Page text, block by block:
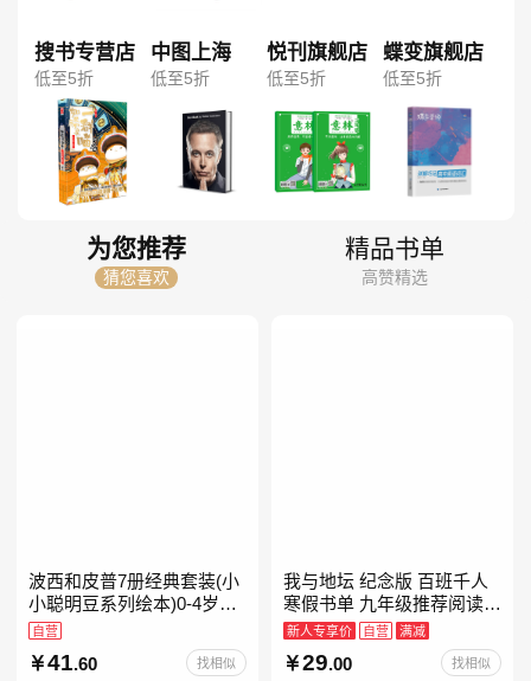
搜书专营店
低至5折
中图上海
低至5折
悦刊旗舰店
低至5折
蝶变旗舰店
低至5折
为您推荐
猜您喜欢
精品书单
高赞精选
波西和皮普7册经典套装(小
小聪明豆系列绘本)0-4岁低
幼启蒙情绪管理习惯养成绘
本，引导宝宝认识接纳情绪
培养好品质，发现快
自营
41 .60 找相似
我与地坛 纪念版 百班千人
寒假书单 九年级推荐阅读
当当自营
新人专享价 自营 满减
29.00 找相似